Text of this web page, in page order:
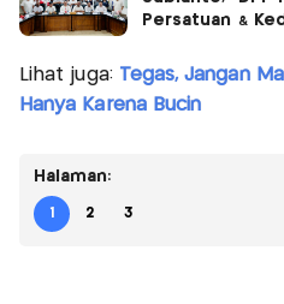
Persatuan &
Lihat juga: Tegas, Jangan
Hanya Karena Bucin
Halaman:
1 2 3